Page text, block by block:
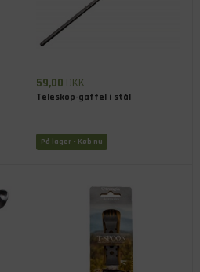
59,00 DKK
Teleskop-gaffel i stål
På lager - Køb nu